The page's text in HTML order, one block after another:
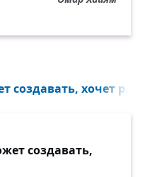
создавать, хочет
создавать,